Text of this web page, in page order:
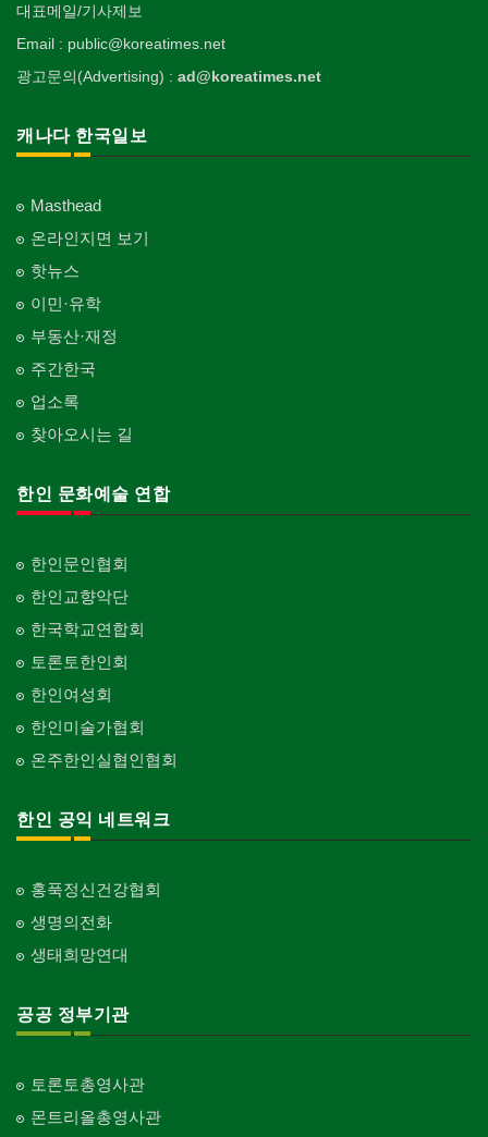
대표메일/기사제보
Email : public@koreatimes.net
광고문의(Advertising) : ad@koreatimes.net
캐나다 한국일보
Masthead
온라인지면 보기
핫뉴스
이민·유학
부동산·재정
주간한국
업소록
찾아오시는 길
한인 문화예술 연합
한인문인협회
한인교향악단
한국학교연합회
토론토한인회
한인여성회
한인미술가협회
온주한인실협인협회
한인 공익 네트워크
홍푹정신건강협회
생명의전화
생태희망연대
공공 정부기관
토론토총영사관
몬트리올총영사관